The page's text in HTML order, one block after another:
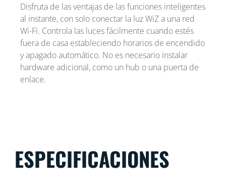
Disfruta de las ventajas de las funciones inteligentes
al instante, con solo conectar la luz WiZ a una red
Wi-Fi. Controla las luces fácilmente cuando estés
fuera de casa estableciendo horarios de encendido
y apagado automático. No es necesario instalar
hardware adicional, como un hub o una puerta de
enlace.
ESPECIFICACIONES